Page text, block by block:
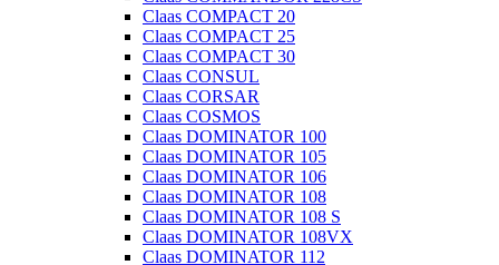
Claas COMPACT 20
Claas COMPACT 25
Claas COMPACT 30
Claas CONSUL
Claas CORSAR
Claas COSMOS
Claas DOMINATOR 100
Claas DOMINATOR 105
Claas DOMINATOR 106
Claas DOMINATOR 108
Claas DOMINATOR 108 S
Claas DOMINATOR 108VX
Claas DOMINATOR 112